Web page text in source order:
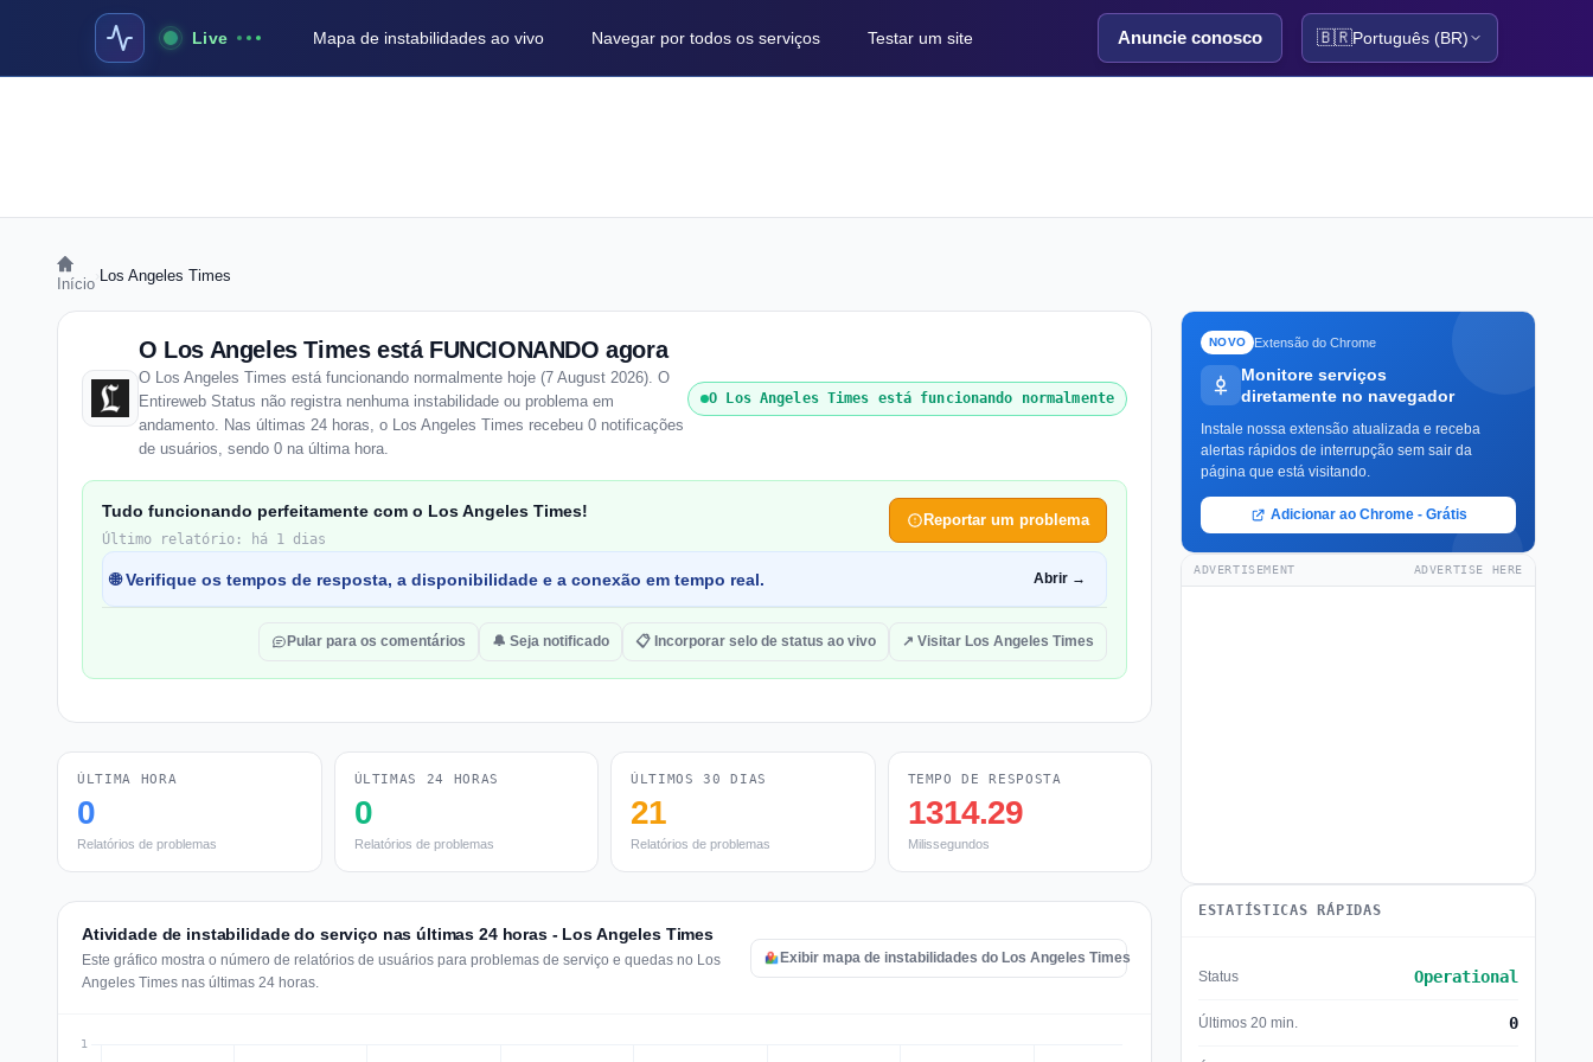
Live Mapa de instabilidades ao vivo Navegar por todos os serviços Testar um site Anuncie conosco 🇧🇷Português (BR)
Início Los Angeles Times
O Los Angeles Times está FUNCIONANDO agora
O Los Angeles Times está funcionando normalmente hoje (7 August 2026). O
Entireweb Status não registra nenhuma instabilidade ou problema em
andamento. Nas últimas 24 horas, o Los Angeles Times recebeu 0 notificações
de usuários, sendo 0 na última hora.
O Los Angeles Times está funcionando normalmente
Tudo funcionando perfeitamente com o Los Angeles Times!
Último relatório: há 1 dias
Reportar um problema
🌐 Verifique os tempos de resposta, a disponibilidade e a conexão em tempo real. Abrir →
Pular para os comentários 🔔 Seja notificado 📋 Incorporar selo de status ao vivo ↗ Visitar Los Angeles Times
ÚLTIMA HORA
0
Relatórios de problemas
ÚLTIMAS 24 HORAS
0
Relatórios de problemas
ÚLTIMOS 30 DIAS
21
Relatórios de problemas
TEMPO DE RESPOSTA
1314.29
Milissegundos
Atividade de instabilidade do serviço nas últimas 24 horas - Los Angeles Times
Este gráfico mostra o número de relatórios de usuários para problemas de serviço e quedas no Los
Angeles Times nas últimas 24 horas.
Exibir mapa de instabilidades do Los Angeles Times
NOVO Extensão do Chrome
Monitore serviços
diretamente no navegador
Instale nossa extensão atualizada e receba
alertas rápidos de interrupção sem sair da
página que está visitando.
Adicionar ao Chrome - Grátis
ADVERTISEMENT ADVERTISE HERE
ESTATÍSTICAS RÁPIDAS
Status Operational
Últimos 20 min. 0